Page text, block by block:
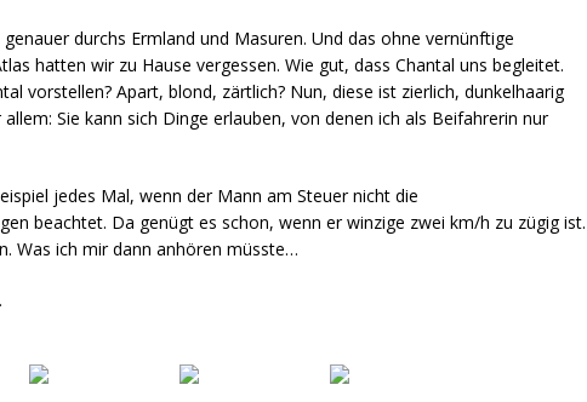
genauer durchs Ermland und Masuren. Und das ohne vernünftige
hatten wir zu Hause vergessen. Wie gut, dass Chantal uns begleitet.
vorstellen? Apart, blond, zärtlich? Nun, diese ist zierlich, dunkelhaarig
Sie kann sich Dinge erlauben, von denen ich als Beifahrerin nur
jedes Mal, wenn der Mann am Steuer nicht die
beachtet. Da genügt es schon, wenn er winzige zwei km/h zu zügig ist.
Was ich mir dann anhören müsste…